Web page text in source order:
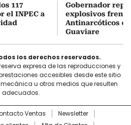
117
el INPEC a
Gobernador
explosivos frente
Antinarcóticos
Guaviare
los derechos reservados.
expresa de las reproducciones y
accesibles desde este sitio
u otros medios que resulten
adecuados.
Ventas
Newsletter